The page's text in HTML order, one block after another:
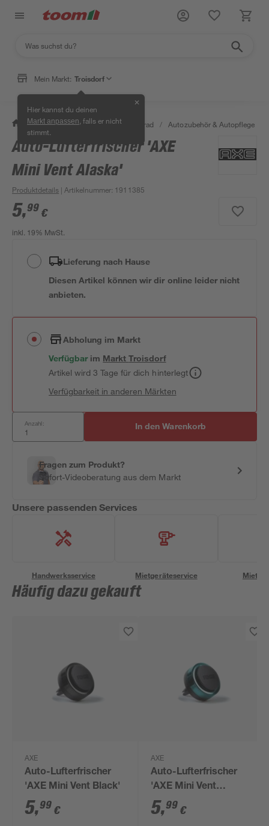
Mein Markt: Troisdorf
Hier kannst du deinen
Markt anpassen , falls er nicht
stimmt.
✕
/ Garten & Freizeit / Auto & Fahrrad / Autozubehör & Autopflege
Auto-Lufterfrischer 'AXE
Mini Vent Alaska'
Produktdetails | Artikelnummer: 1911385
5,99 €
inkl. 19% MwSt.
Lieferung nach Hause
Diesen Artikel können wir dir online leider nicht
anbieten.
Abholung im Markt
Verfügbar im MarktTroisdorf
Artikel wird 3 Tage für dich hinterlegt
Verfügbarkeit in anderen Märkten
Anzahl: In den Warenkorb
Fragen zum Produkt?
Sofort-Videoberatung aus dem Markt
Unsere passenden Services
Handwerksservice Mietgeräteservice
Häufig dazu gekauft
AXE
Auto-Lufterfrischer
'AXE Mini Vent Black'
5,99 €
AXE
Auto-Lufterfrischer
'AXE Mini Vent
Collision Leather and
Cookies'
5,99 €